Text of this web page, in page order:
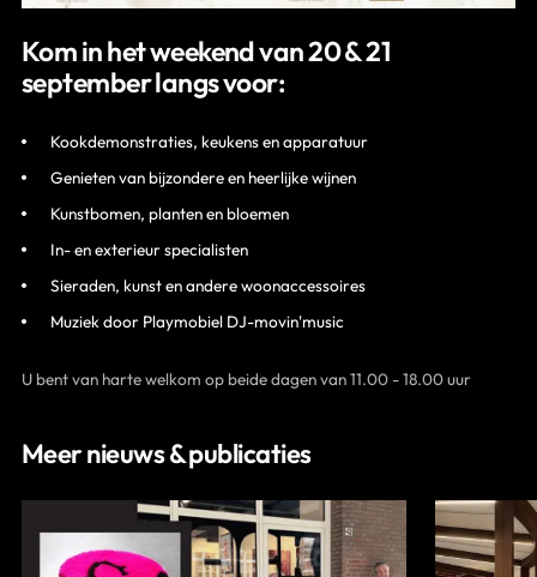
Kom in het weekend van 20 & 21
september langs voor:
Kookdemonstraties, keukens en apparatuur
Genieten van bijzondere en heerlijke wijnen
Kunstbomen, planten en bloemen
In- en exterieur specialisten
Sieraden, kunst en andere woonaccessoires
Muziek door Playmobiel DJ-movin'music
U bent van harte welkom op beide dagen van 11.00 - 18.00 uur
Meer nieuws & publicaties